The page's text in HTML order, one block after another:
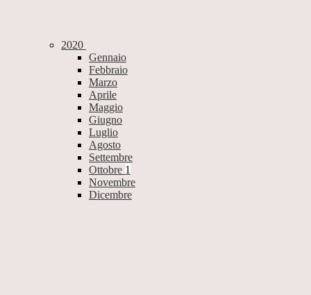
2020
Gennaio
Febbraio
Marzo
Aprile
Maggio
Giugno
Luglio
Agosto
Settembre
Ottobre 1
Novembre
Dicembre